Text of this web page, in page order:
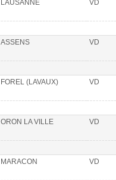
LAUSANNE VD
ASSENS VD
FOREL (LAVAUX) VD
ORON LA VILLE VD
MARACON VD